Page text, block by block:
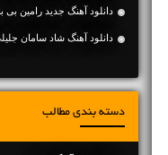
دانلود آهنگ جديد رامین
دانلود آهنگ شاد سامان جلیلی
دسته بندی مطالب